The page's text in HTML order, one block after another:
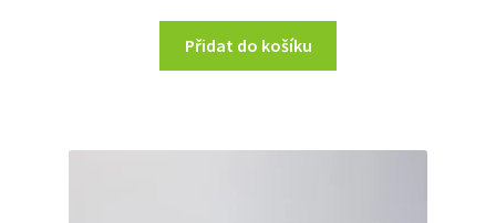
Přidat do košíku